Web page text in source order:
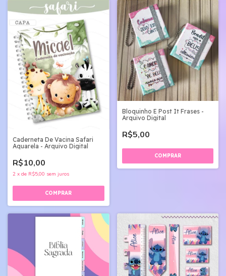
Caderneta De Vacina Safari
Aquarela - Arquivo Digital
R$10,00
2 x de R$5,00 sem juros
Bloquinho E Post It Frases -
Arquivo Digital
R$5,00